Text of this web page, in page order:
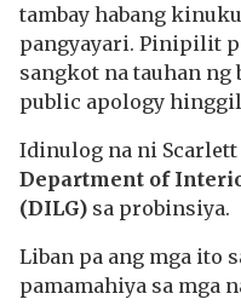
tambay habang
pangyayari. Pinipilit
sangkot na tauhan ng
public apology
Idinulog na ni
Department of
(DILG) sa probinsiya.
Liban pa ang mga ito
pamamahiya sa mga